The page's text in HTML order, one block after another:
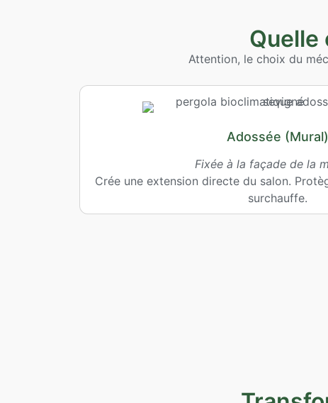
Quelle
Attention, le choix du
Adossée (Mural)
Fixée à la façade de la
Crée une extension directe du salon.
surchauffe.